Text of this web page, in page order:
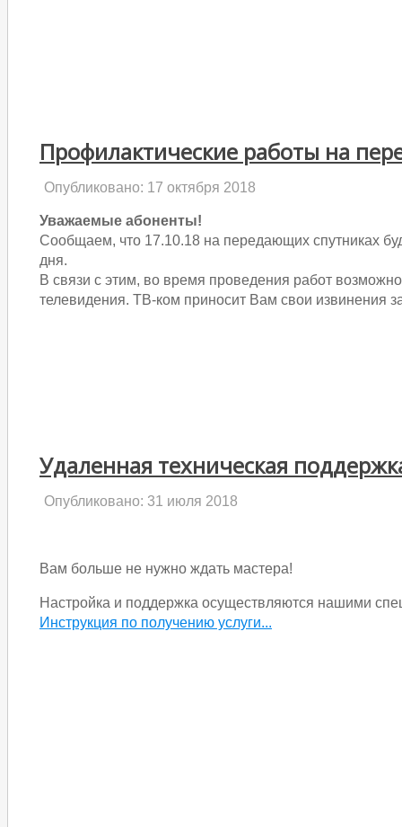
Профилактические работы на
Опубликовано: 17 октября 2018
Уважаемые абоненты!
Сообщаем, что 17.10.18 на передающих спутниках
дня.
В связи с этим, во время проведения работ
телевидения. ТВ-ком приносит Вам свои извинения
Удаленная техническая
Опубликовано: 31 июля 2018
Вам больше не нужно ждать мастера!
Настройка и поддержка осуществляются нашими
Инструкция по получению услуги...